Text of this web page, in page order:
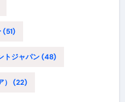
(51)
トジャパン(48)
(22)